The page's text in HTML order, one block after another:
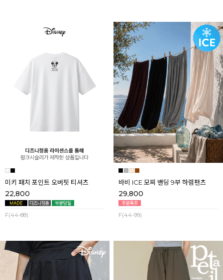
미키 패치 포인트 오버핏 티셔츠
22,800
F(44-88)
바비 ICE 모찌 밴딩 9부 하렘팬츠
29,800
F(44-99)